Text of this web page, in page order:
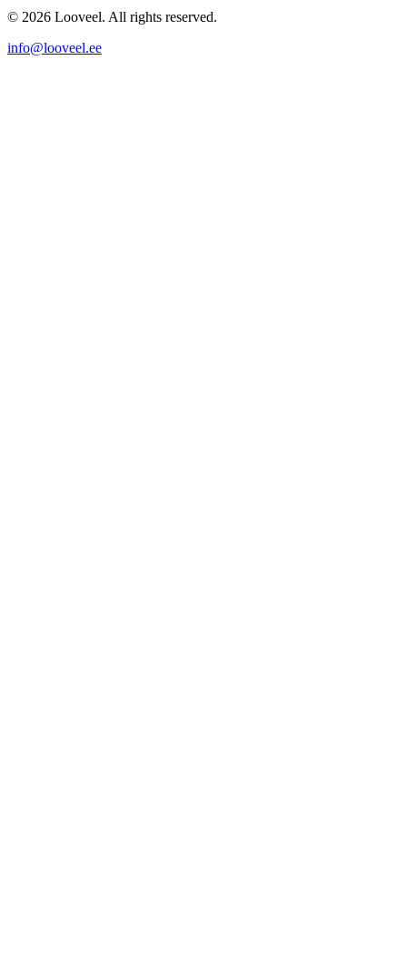
© 2026 Looveel. All rights reserved.
info@looveel.ee